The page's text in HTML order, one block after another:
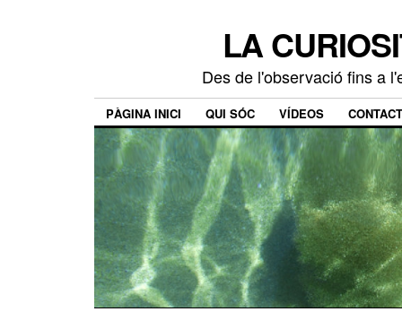
LA
Des de l'observació fins a
PÀGINA INICI QUI SÓC VÍDEOS